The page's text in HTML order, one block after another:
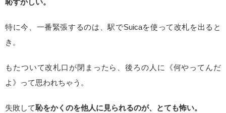
恥ずかしい。
特に今、一番緊張するのは、駅でSuicaを使って改札を出ると
き。
もたついて改札口が閉まったら、後ろの人に《何やってんだ
よ》って思われちゃう。
失敗して恥をかくのを他人に見られるのが、とても怖い。